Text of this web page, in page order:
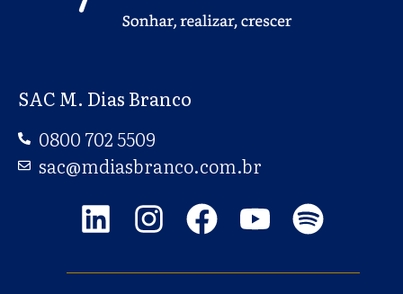
SAC M. Dias Branco
0800 702 5509
sac@mdiasbranco.com.br